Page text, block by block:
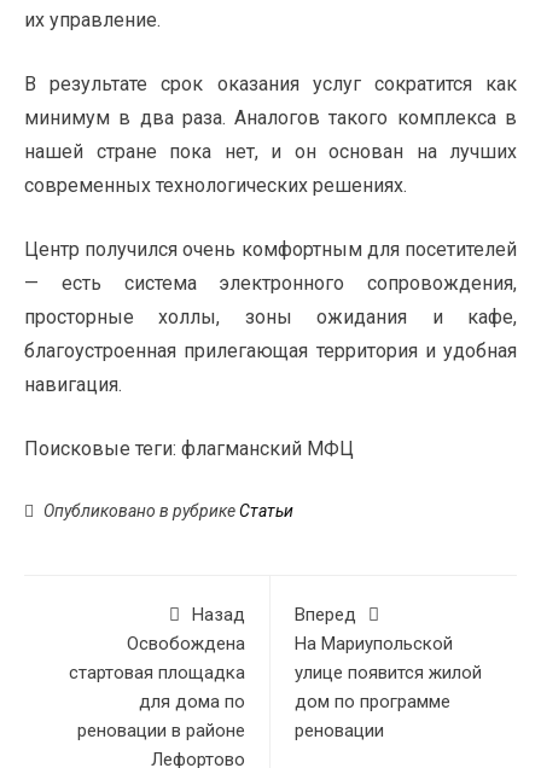
их управление.
В результате срок оказания услуг сократится как
минимум в два раза. Аналогов такого комплекса в
нашей стране пока нет, и он основан на лучших
современных технологических решениях.
Центр получился очень комфортным для посетителей
— есть система электронного сопровождения,
просторные холлы, зоны ожидания и кафе,
благоустроенная прилегающая территория и удобная
навигация.
Поисковые теги: флагманский МФЦ
Опубликовано в рубрикеСтатьи
Назад
Освобождена
стартовая площадка
для дома по
реновации в районе
Лефортово
Вперед
На Мариупольской
улице появится жилой
дом по программе
реновации